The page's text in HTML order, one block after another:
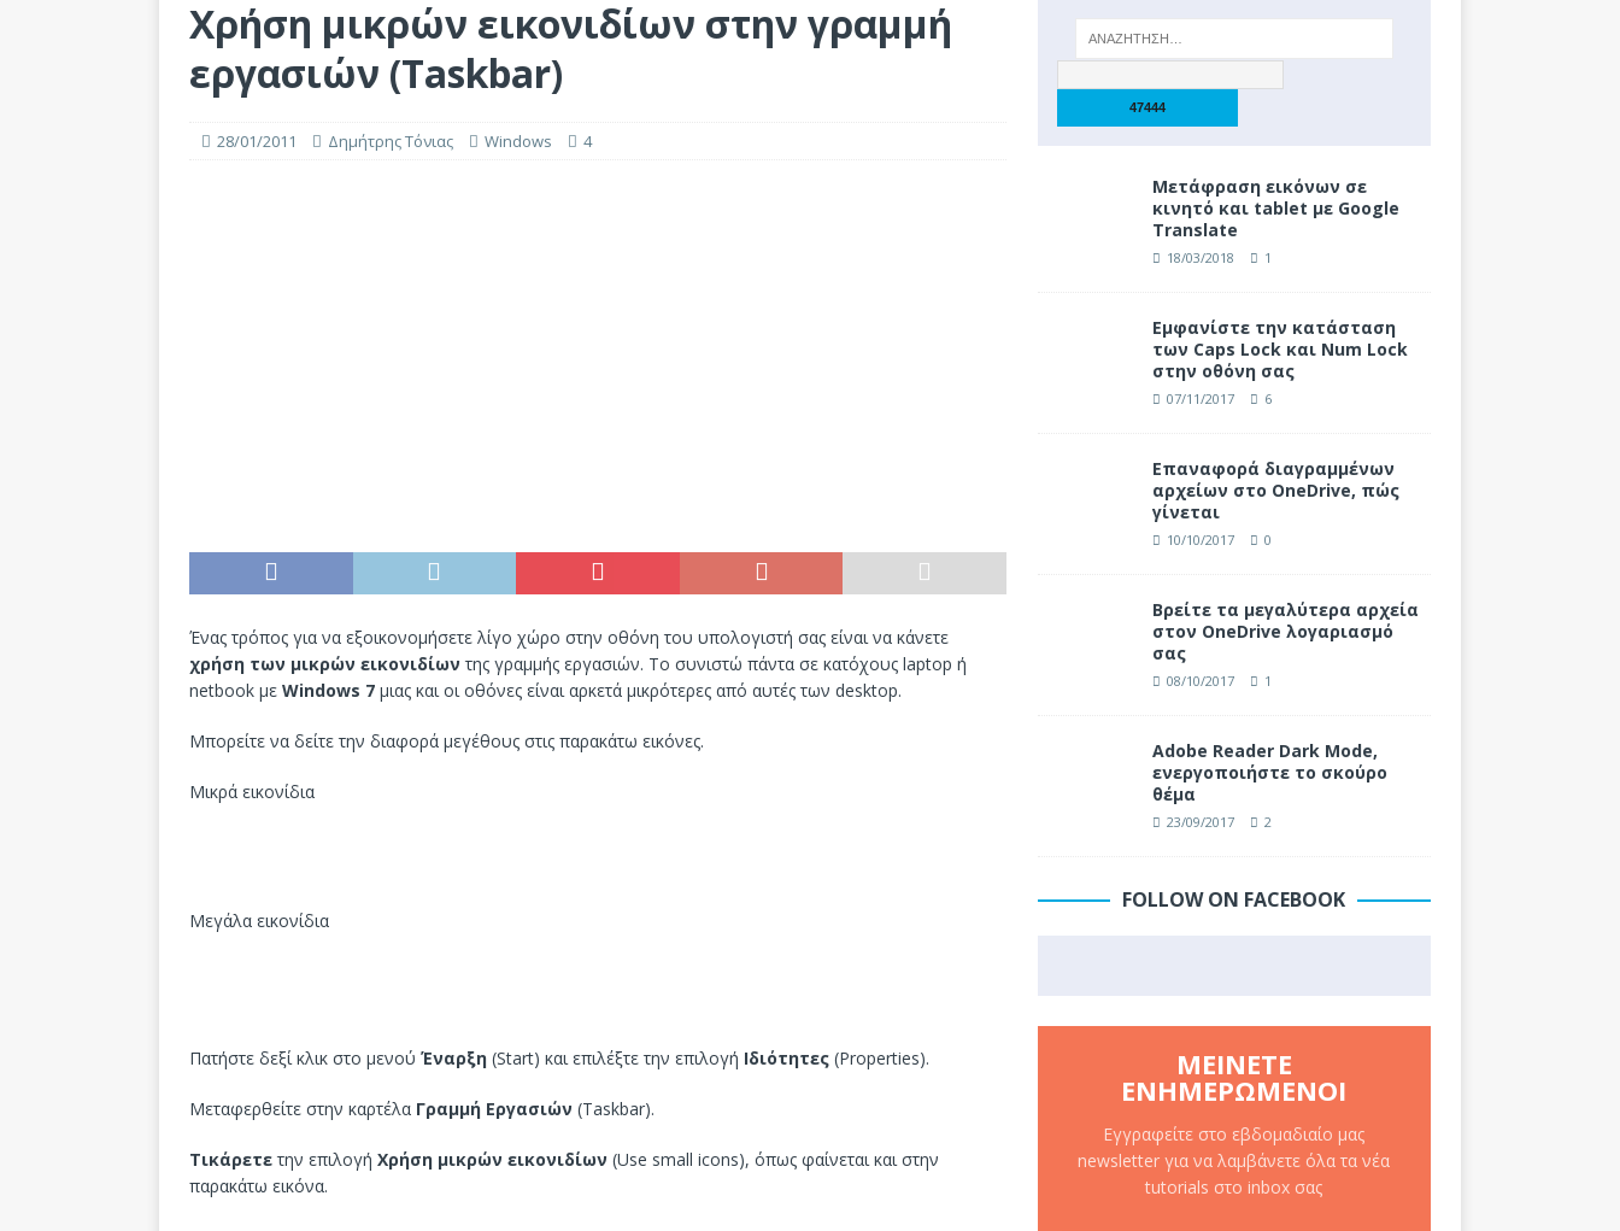
Χρήση μικρών εικονιδίων στην γραμμή
εργασιών (Taskbar)
28/01/2011 Δημήτρης Τόνιας Windows 4
Ένας τρόπος για να εξοικονομήσετε λίγο χώρο στην οθόνη του υπολογιστή σας είναι να κάνετε
χρήση των μικρών εικονιδίων της γραμμής εργασιών. Το συνιστώ πάντα σε κατόχους laptop ή
netbook με Windows 7 μιας και οι οθόνες είναι αρκετά μικρότερες από αυτές των desktop.
Μπορείτε να δείτε την διαφορά μεγέθους στις παρακάτω εικόνες.
Μικρά εικονίδια
Μεγάλα εικονίδια
Πατήστε δεξί κλικ στο μενού Έναρξη (Start) και επιλέξτε την επιλογή Ιδιότητες (Properties).
Μεταφερθείτε στην καρτέλα Γραμμή Εργασιών (Taskbar).
Τικάρετε την επιλογή Χρήση μικρών εικονιδίων (Use small icons), όπως φαίνεται και στην
παρακάτω εικόνα.
Μετάφραση εικόνων σε
κινητό και tablet με Google
Translate
18/03/2018 1
Eμφανίστε την κατάσταση
των Caps Lock και Num Lock
στην οθόνη σας
07/11/2017 6
Επαναφορά διαγραμμένων
αρχείων στο OneDrive, πώς
γίνεται
10/10/2017 0
Βρείτε τα μεγαλύτερα αρχεία
στον OneDrive λογαριασμό
σας
08/10/2017 1
Adobe Reader Dark Mode,
ενεργοποιήστε το σκούρο
θέμα
23/09/2017 2
FOLLOW ON FACEBOOK
ΜΕΊΝΕΤΕ
ΕΝΗΜΕΡΩΜΈΝΟΙ
Εγγραφείτε στο εβδομαδιαίο μας
newsletter για να λαμβάνετε όλα τα νέα
tutorials στο inbox σας